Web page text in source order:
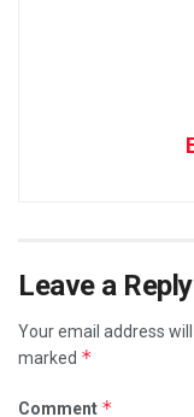
Leave a Reply
Your email address
marked *
Comment *